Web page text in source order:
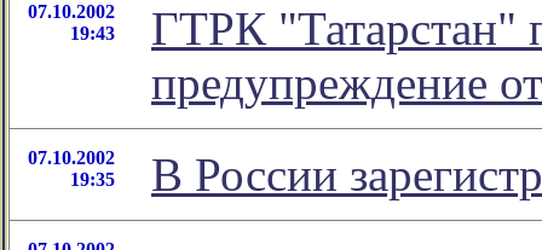
07.10.2002
19:43
ГТРК "Татарстан"
предупреждение
07.10.2002
19:35
В России